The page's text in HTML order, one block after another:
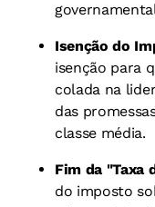
Isenção do
isenção para
colada na
das
classe média.
Fim da "Taxa
do imposto